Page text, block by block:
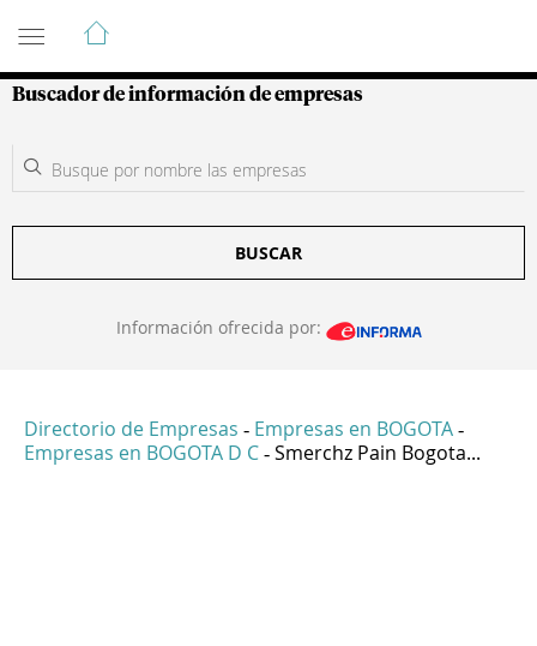
Guía de Empresas Colombianas
Buscador de información de empresas
BUSCAR
Información ofrecida por:
Directorio de Empresas - Empresas en BOGOTA -
Empresas en BOGOTA D C - Smerchz Pain Bogota...